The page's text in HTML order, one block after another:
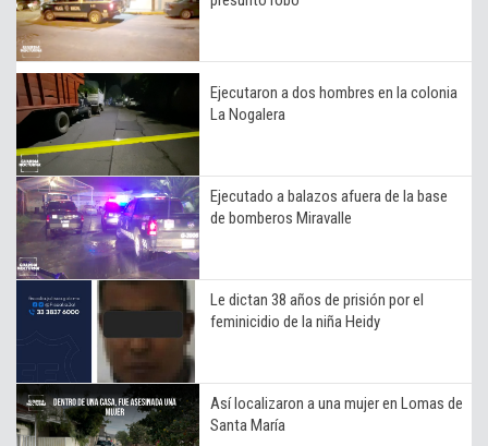
Ejecutaron a dos hombres en la colonia
La Nogalera
Ejecutado a balazos afuera de la base
de bomberos Miravalle
Le dictan 38 años de prisión por el
feminicidio de la niña Heidy
Así localizaron a una mujer en Lomas de
Santa María